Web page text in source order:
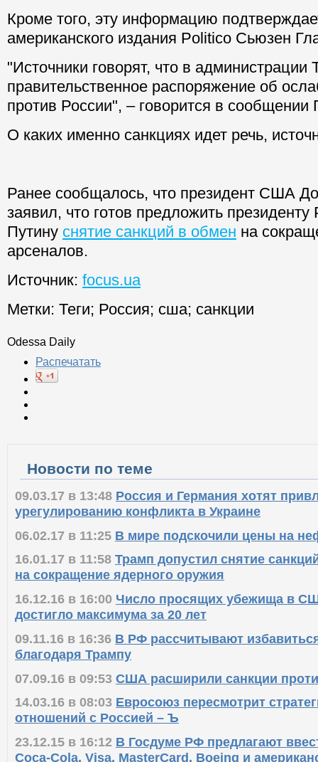
Кроме того, эту информацию
американского издания Politico Сьюзен
"Источники говорят, что в администрации
правительственное распоряжение об
против России", – говорится в сообщении
О каких именно санкциях идет речь,
Ранее сообщалось, что президент США
заявил, что готов предложить
Путину снятие санкций в обмен на
арсеналов.
Источник: focus.ua
Метки: Теги; Россия; сша; санкции
Odessa Daily
Распечатать
Новости по теме
09.03.17 в 13:48 Россия и Германия хотят
16.01.17 в 11:58 Трамп допустил снятие
16.12.16 в 16:00 Число просящих убежища в
09.11.16 в 16:36 В РФ рассчитывают
14.03.16 в 08:03 Евросоюз пересмотрит
23.12.15 в 16:12 В Госдуме РФ предлагают